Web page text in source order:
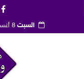
السبت8 أغسطس 2026